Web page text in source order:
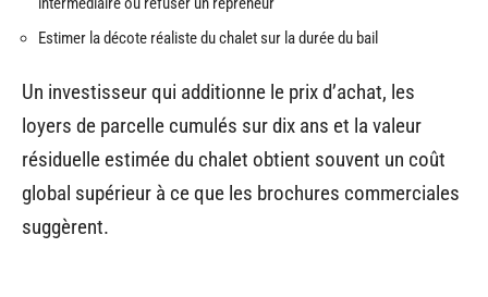
Estimer la décote réaliste du chalet sur la durée du bail
Un investisseur qui additionne le prix d’achat, les
loyers de parcelle cumulés sur dix ans et la valeur
résiduelle estimée du chalet obtient souvent un coût
global supérieur à ce que les brochures commerciales
suggèrent.